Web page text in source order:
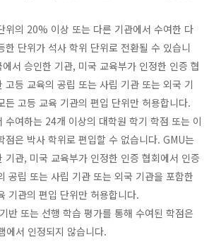
위의 20% 이상 또는 다른 기관에서 수여한 다
한 단위가 석사 학위 단위로 전환될 수 있습니
서 승인한 기관, 미국 교육부가 인정한 인증 협
고등 교육의 공립 또는 사립 기관 또는 외국 기
든 고등 교육 기관의 편입 단위만 허용합니다.
수여하는 24개 이상의 대학원 학기 학점 또는 이
점은 박사 학위로 편입할 수 없습니다. GMU는
기관, 미국 교육부가 인정한 인증 협회에서 인증
공립 또는 사립 기관 또는 외국 기관을 포함한
기관의 편입 단위만 허용합니다.
반 또는 선행 학습 평가를 통해 수여된 학점은
에서 인정되지 않습니다.